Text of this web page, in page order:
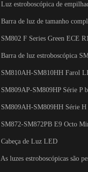
Luz estroboscópica de
Barra de luz de tamanho
SM802 F Series Green ECE
Barra de luz estroboscópica
SM810AH-SM810HH Farol
SM809AP-SM809HP Série P
SM809AH-SM809HH Série
SM872-SM872PB E9 Octo
Cabeça de Luz LED
As luzes estroboscópicas são